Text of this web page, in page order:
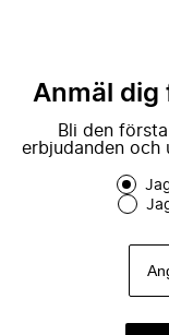
Anmäl dig
Bli den
erbjudanden och